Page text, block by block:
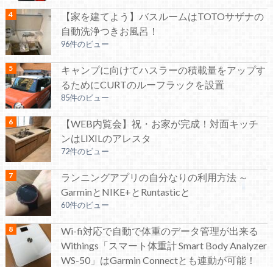
【家を建てよう】バスルームはTOTOサザナの
自動洗浄つきお風呂！
96件のビュー
キャンプに向けてハスラーの積載量をアップす
るためにCURTのルーフラックを設置
85件のビュー
【WEB内覧会】祝・お家が完成！対面キッチ
ンはLIXILのアレスタ
72件のビュー
ランニングアプリの自分なりの利用方法 ～
GarminとNIKE+とRuntasticと
60件のビュー
Wi-fi対応で自動で体重のデータ管理が出来る
Withings「スマート体重計 Smart Body Analyzer
WS-50」はGarmin Connectとも連動が可能！